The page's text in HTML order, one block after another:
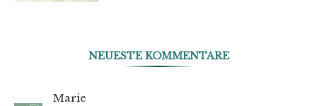
NEUESTE KOMMENTARE
Marie